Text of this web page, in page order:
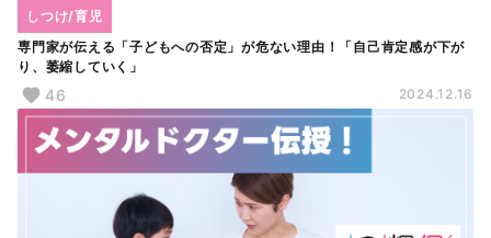
専門家が伝える「子どもへの否定」が危ない理由！「自己肯定感が下が
り、萎縮していく」
しつけ/育児
46 2024.12.16